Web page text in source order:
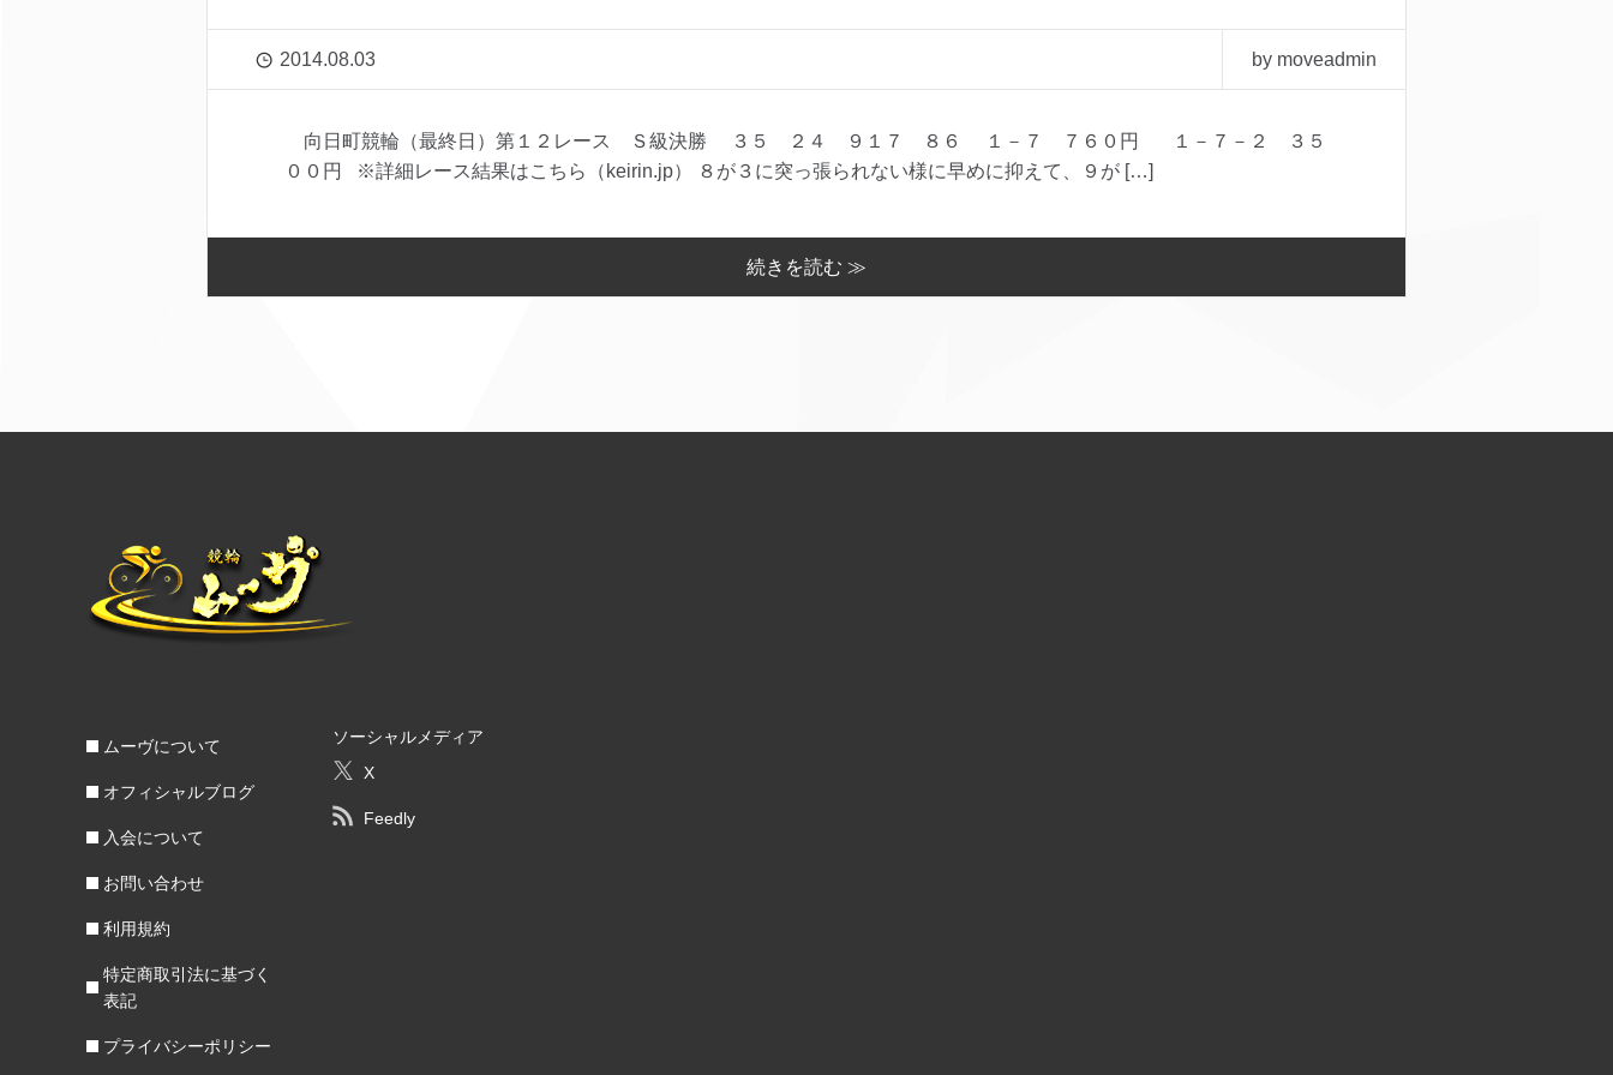
2014.08.03 by moveadmin
向日町競輪（最終日）第１２レース Ｓ級決勝 ３５ ２４ ９１７ ８６ １－７ ７６０円 １－７－２ ３５
００円 ※詳細レース結果はこちら（keirin.jp） ８が３に突っ張られない様に早めに抑えて、９が […]
続きを読む ≫
ムーヴについて
オフィシャルブログ
入会について
お問い合わせ
利用規約
特定商取引法に基づく
表記
プライバシーポリシー
ソーシャルメディア
X
Feedly